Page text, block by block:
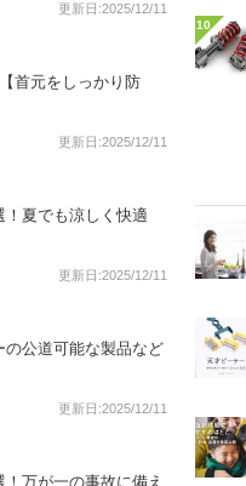
更新日:2025/12/11
首元をしっかり防
更新日:2025/12/11
夏でも涼しく快適
更新日:2025/12/11
の公道可能な製品など
更新日:2025/12/11
万が一の事故に備え
10